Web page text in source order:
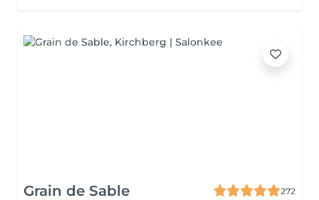
Grain de Sable
272